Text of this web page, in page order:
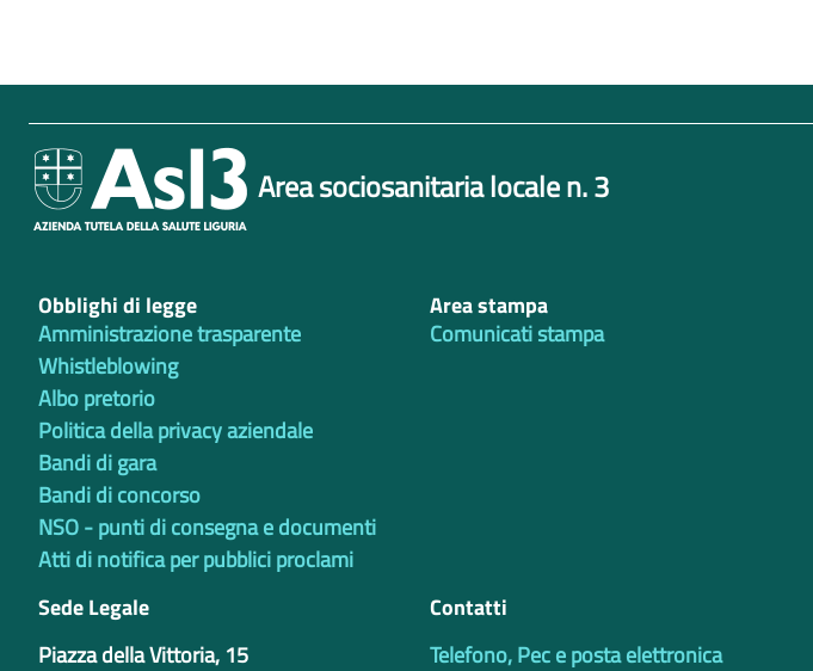
Area sociosanitaria locale n. 3
Obblighi di legge
Amministrazione trasparente
Whistleblowing
Albo pretorio
Politica della privacy aziendale
Bandi di gara
Bandi di concorso
NSO - punti di consegna e documenti
Atti di notifica per pubblici proclami
Area stampa
Comunicati stampa
Sede Legale
Piazza della Vittoria, 15
Contatti
Telefono, Pec e posta elettronica